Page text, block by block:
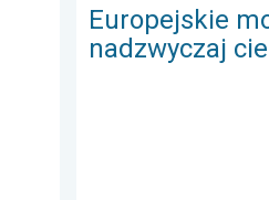
Europejskie
nadzwyczaj